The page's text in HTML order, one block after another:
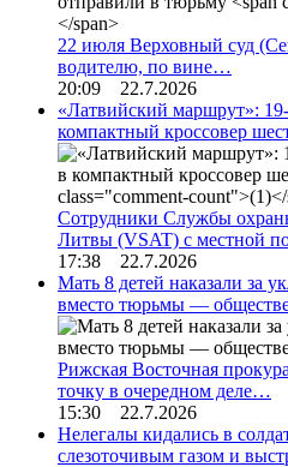
22 июля Верховный суд
водителю, по вине…
20:09 22.7.2026
«Латвийский маршрут»:
компактный кроссовер
Сотрудники Службы
Литвы (VSAT) с местной
17:38 22.7.2026
Мать 8 детей наказали за
вместо тюрьмы —
Рижская Восточная
точку в очередном деле…
15:30 22.7.2026
Нелегалы кидались в
слезоточивым газом и